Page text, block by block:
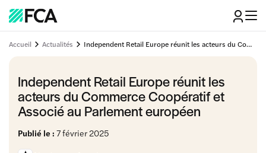
Accueil Actualités Independent Retail Europe réunit les acteurs du Commerce Coopératif et Associé au Parlement européen
Independent Retail Europe réunit les
acteurs du Commerce Coopératif et
Associé au Parlement européen
Publié le : 7 février 2025